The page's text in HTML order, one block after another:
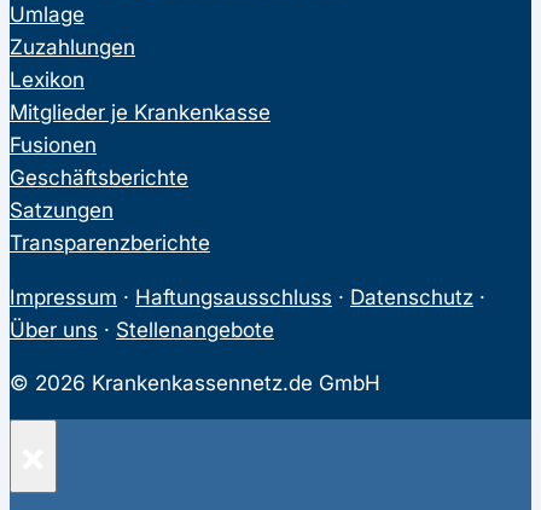
Umlage
Zuzahlungen
Lexikon
Mitglieder je Krankenkasse
Fusionen
Geschäftsberichte
Satzungen
Transparenzberichte
Impressum · Haftungsausschluss · Datenschutz ·
Über uns · Stellenangebote
© 2026 Krankenkassennetz.de GmbH